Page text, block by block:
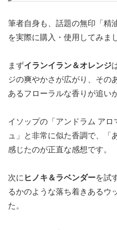
筆者自身も、話題の無印「精
を実際に購入・使用してみま
まずイランイラン＆オレンジ
ジの爽やかさが広がり、その
あるフローラルな香りが追い
イソップの「アンドラム ア
ュ」と非常に似た香調で、「
感じたのが正直な感想です。
次に ヒノキ＆ラベンダーを試
るかのような落ち着きあるウ
た。